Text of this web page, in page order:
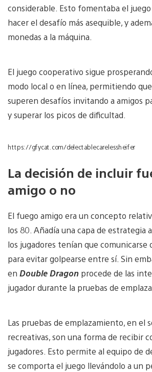
considerable. Esto fomentaba el
hacer el desafío más asequible, y
monedas a la máquina.
El juego cooperativo sigue
modo local o en línea, permitiendo
superen desafíos invitando a amigos
y superar los picos de dificultad.
https://gfycat.com/delectablecarelessheifer
La decisión de incluir
amigo o no
El fuego amigo era un concepto
los 80. Añadía una capa de estrategia
los jugadores tenían que comunicarse
para evitar golpearse entre sí. Sin
en Double Dragon procede de las
jugador durante la pruebas de
Las pruebas de emplazamiento, en el
recreativas, son una forma de recibir
jugadores. Esto permite al equipo de
se comporta el juego llevándolo a un